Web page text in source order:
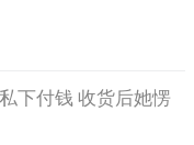
铁路线经过了多个省
中最为繁忙。
下付钱 收货后她愣